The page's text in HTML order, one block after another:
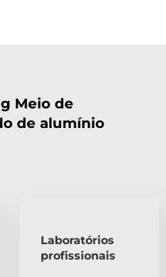
Meio de
de alumínio
Laboratórios
profissionais